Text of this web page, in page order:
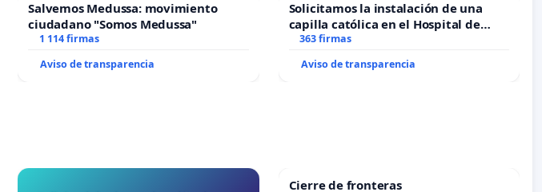
Salvemos Medussa: movimiento
ciudadano "Somos Medussa"
1 114 firmas
Aviso de transparencia
Solicitamos la instalación de una
capilla católica en el Hospital de
Alcañiz
363 firmas
Aviso de transparencia
Cierre de fronteras